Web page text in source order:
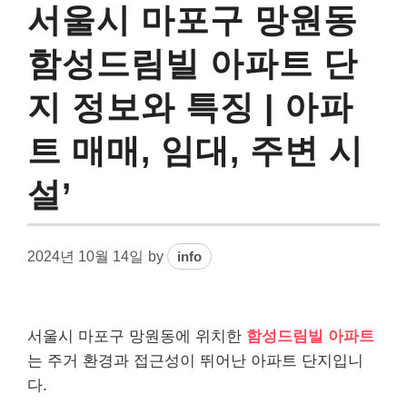
서울시 마포구 망원동
함성드림빌 아파트 단
지 정보와 특징 | 아파
트 매매, 임대, 주변 시
설’
2024년 10월 14일 by info
서울시 마포구 망원동에 위치한 함성드림빌 아파트
는 주거 환경과 접근성이 뛰어난 아파트 단지입니
다.